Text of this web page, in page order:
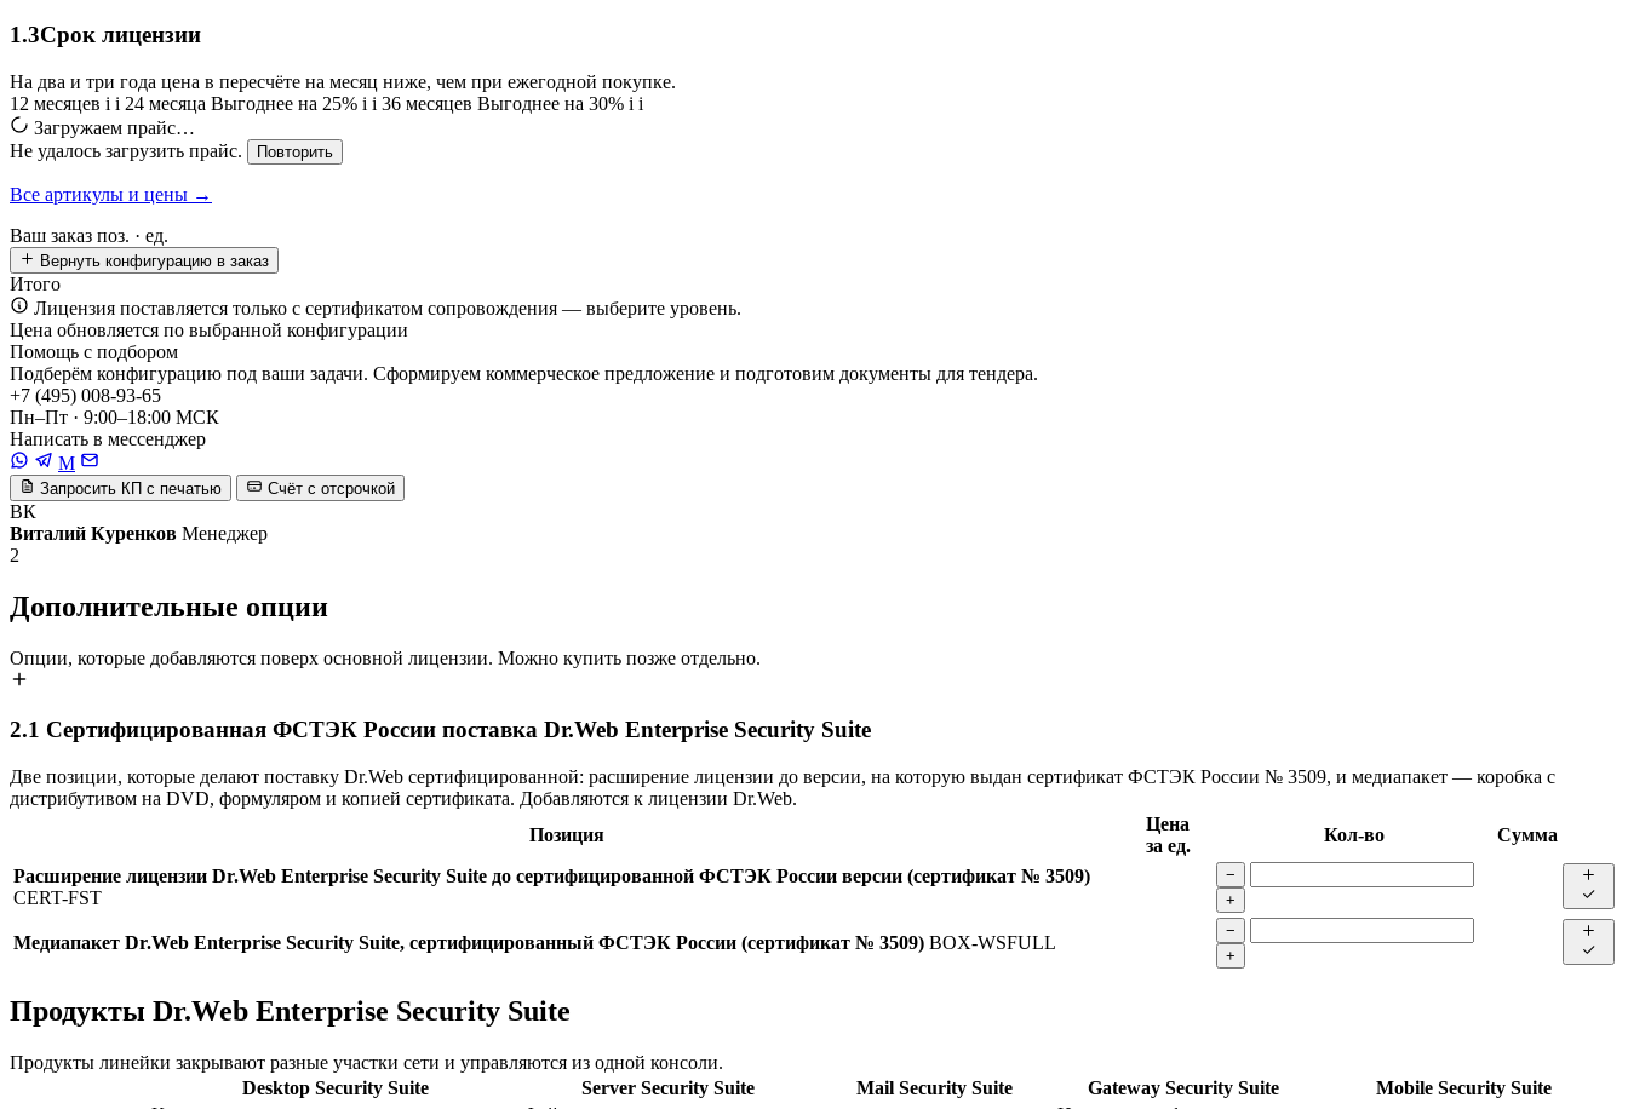
1.3Срок лицензии
На два и три года цена в пересчёте на месяц ниже, чем при ежегодной покупке.
12 месяцев i i 24 месяца Выгоднее на 25% i i 36 месяцев Выгоднее на 30% i i
Загружаем прайс…
Не удалось загрузить прайс.
Повторить
Все артикулы и цены →
Ваш заказ поз. · ед.
Вернуть конфигурацию в заказ
Итого
Лицензия поставляется только с сертификатом сопровождения — выберите уровень.
Цена обновляется по выбранной конфигурации
Помощь с подбором
Подберём конфигурацию под ваши задачи. Сформируем коммерческое предложение и подготовим документы для тендера.
+7 (495) 008-93-65
Пн–Пт · 9:00–18:00 МСК
Написать в мессенджер
M
Запросить КП с печатью Счёт с отсрочкой
ВК
Виталий Куренков Менеджер
2
Дополнительные опции
Опции, которые добавляются поверх основной лицензии. Можно купить позже отдельно.
2.1 Сертифицированная ФСТЭК России поставка Dr.Web Enterprise Security Suite
Две позиции, которые делают поставку Dr.Web сертифицированной: расширение лицензии до версии, на которую выдан сертификат ФСТЭК России № 3509, и медиапакет — коробка с
дистрибутивом на DVD, формуляром и копией сертификата. Добавляются к лицензии Dr.Web.
Позиция
Цена
за ед.
Кол-во
Сумма
Расширение лицензии Dr.Web Enterprise Security Suite до сертифицированной ФСТЭК России версии (сертификат № 3509)
CERT-FST
−
+
Медиапакет Dr.Web Enterprise Security Suite, сертифицированный ФСТЭК России (сертификат № 3509) BOX-WSFULL
−
+
Продукты Dr.Web Enterprise Security Suite
Продукты линейки закрывают разные участки сети и управляются из одной консоли.
Desktop Security Suite
Server Security Suite Mail Security Suite Gateway Security Suite
Mobile Security Suite